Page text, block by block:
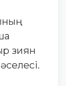
зиян